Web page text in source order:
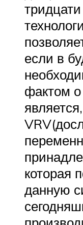
если в
фактом
которая
данную